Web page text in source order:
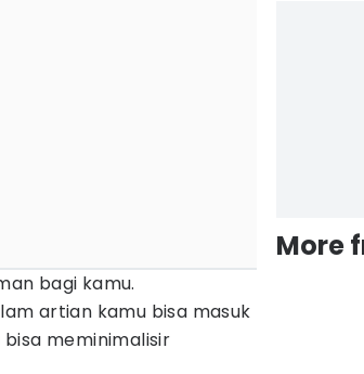
bagi kamu.
artian kamu bisa masuk
meminimalisir
More